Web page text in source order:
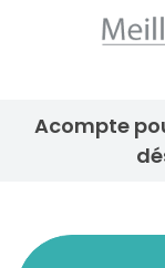
acompte pour chambre d'hôte reçu ,mais